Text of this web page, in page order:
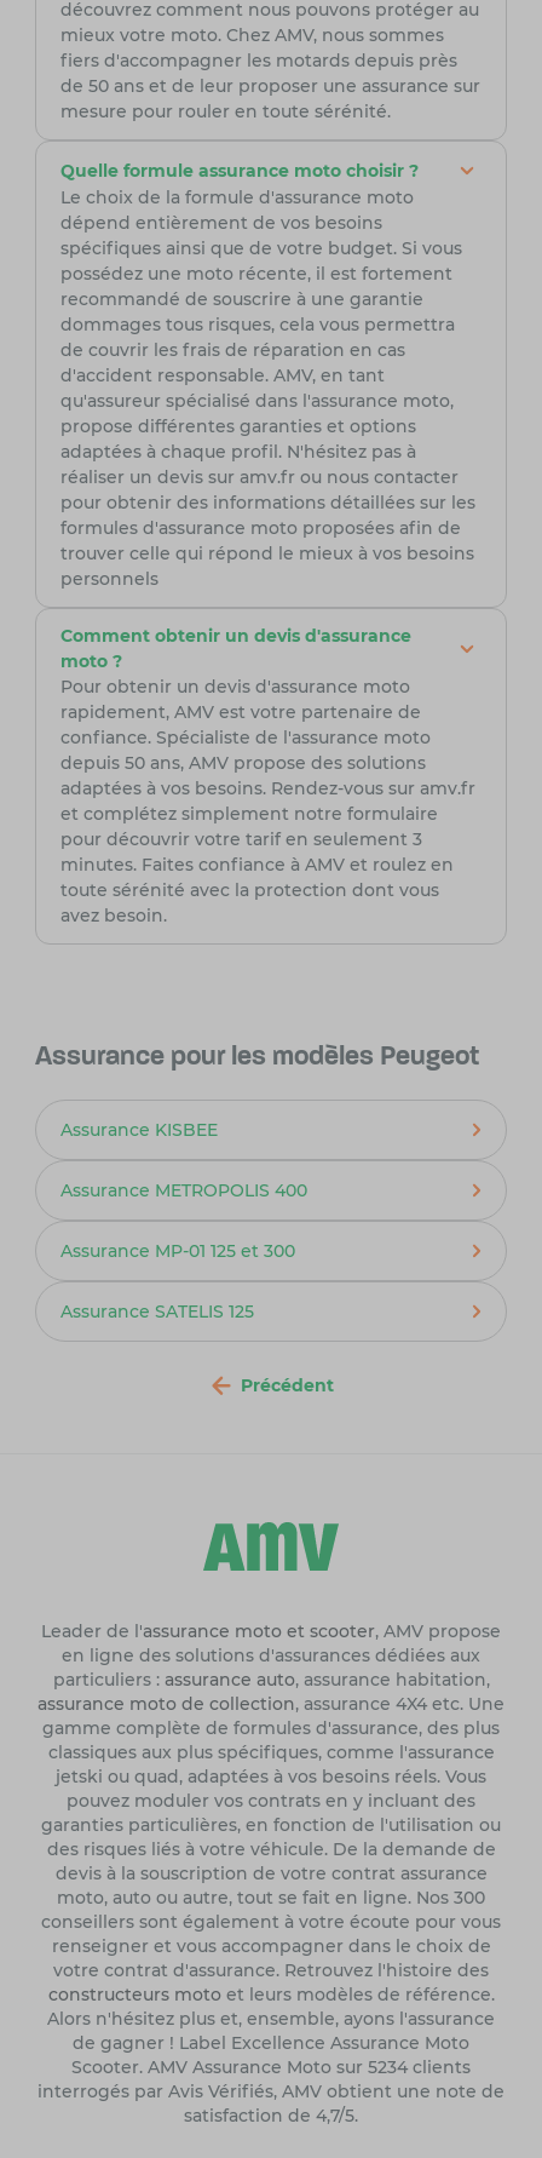
découvrez comment nous pouvons protéger au
mieux votre moto. Chez AMV, nous sommes
fiers d'accompagner les motards depuis près
de 50 ans et de leur proposer une assurance sur
mesure pour rouler en toute sérénité.
Quelle formule assurance moto choisir ?
Le choix de la formule d'assurance moto
dépend entièrement de vos besoins
spécifiques ainsi que de votre budget. Si vous
possédez une moto récente, il est fortement
recommandé de souscrire à une garantie
dommages tous risques, cela vous permettra
de couvrir les frais de réparation en cas
d'accident responsable. AMV, en tant
qu'assureur spécialisé dans l'assurance moto,
propose différentes garanties et options
adaptées à chaque profil. N'hésitez pas à
réaliser un devis sur amv.fr ou nous contacter
pour obtenir des informations détaillées sur les
formules d'assurance moto proposées afin de
trouver celle qui répond le mieux à vos besoins
personnels
Comment obtenir un devis d'assurance
moto ?
Pour obtenir un devis d'assurance moto
rapidement, AMV est votre partenaire de
confiance. Spécialiste de l'assurance moto
depuis 50 ans, AMV propose des solutions
adaptées à vos besoins. Rendez-vous sur amv.fr
et complétez simplement notre formulaire
pour découvrir votre tarif en seulement 3
minutes. Faites confiance à AMV et roulez en
toute sérénité avec la protection dont vous
avez besoin.
Assurance pour les modèles Peugeot
Assurance KISBEE
Assurance METROPOLIS 400
Assurance MP-01 125 et 300
Assurance SATELIS 125
Précédent
Leader de l'assurance moto et scooter, AMV propose
en ligne des solutions d'assurances dédiées aux
particuliers : assurance auto, assurance habitation,
assurance moto de collection, assurance 4X4 etc. Une
gamme complète de formules d'assurance, des plus
classiques aux plus spécifiques, comme l'assurance
jetski ou quad, adaptées à vos besoins réels. Vous
pouvez moduler vos contrats en y incluant des
garanties particulières, en fonction de l'utilisation ou
des risques liés à votre véhicule. De la demande de
devis à la souscription de votre contrat assurance
moto, auto ou autre, tout se fait en ligne. Nos 300
conseillers sont également à votre écoute pour vous
renseigner et vous accompagner dans le choix de
votre contrat d'assurance. Retrouvez l'histoire des
constructeurs motoet leurs modèles de référence.
Alors n'hésitez plus et, ensemble, ayons l'assurance
de gagner ! Label Excellence Assurance Moto
Scooter. AMV Assurance Moto sur 5234 clients
interrogés par Avis Vérifiés, AMV obtient une note de
satisfaction de 4,7/5.